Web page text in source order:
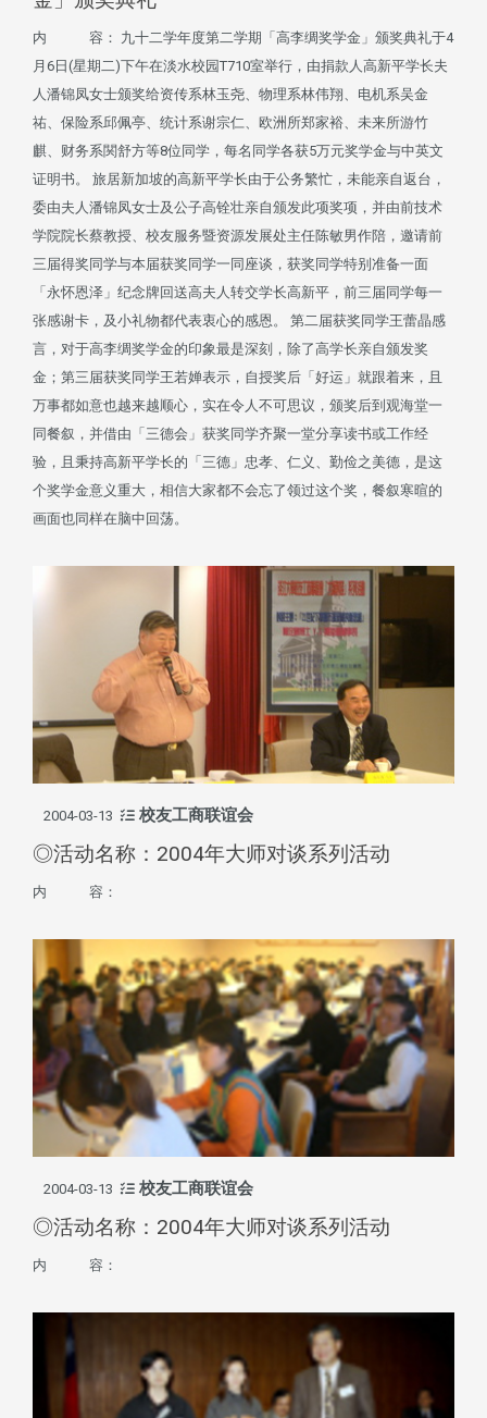
内 容： 九十二学年度第二学期「高李绸奖学金」颁奖典礼于4
月6日(星期二)下午在淡水校园T710室举行，由捐款人高新平学长夫
人潘锦凤女士颁奖给资传系林玉尧、物理系林伟翔、电机系吴金
祐、保险系邱佩亭、统计系谢宗仁、欧洲所郑家裕、未来所游竹
麒、财务系関舒方等8位同学，每名同学各获5万元奖学金与中英文
证明书。 旅居新加坡的高新平学长由于公务繁忙，未能亲自返台，
委由夫人潘锦凤女士及公子高铨壮亲自颁发此项奖项，并由前技术
学院院长蔡教授、校友服务暨资源发展处主任陈敏男作陪，邀请前
三届得奖同学与本届获奖同学一同座谈，获奖同学特别准备一面
「永怀恩泽」纪念牌回送高夫人转交学长高新平，前三届同学每一
张感谢卡，及小礼物都代表衷心的感恩。 第二届获奖同学王蕾晶感
言，对于高李绸奖学金的印象最是深刻，除了高学长亲自颁发奖
金；第三届获奖同学王若婵表示，自授奖后「好运」就跟着来，且
万事都如意也越来越顺心，实在令人不可思议，颁奖后到观海堂一
同餐叙，并借由「三德会」获奖同学齐聚一堂分享读书或工作经
验，且秉持高新平学长的「三德」忠孝、仁义、勤俭之美德，是这
个奖学金意义重大，相信大家都不会忘了领过这个奖，餐叙寒暄的
画面也同样在脑中回荡。
2004-03-13 校友工商联谊会
◎活动名称：2004年大师对谈系列活动
内 容：
2004-03-13 校友工商联谊会
◎活动名称：2004年大师对谈系列活动
内 容：